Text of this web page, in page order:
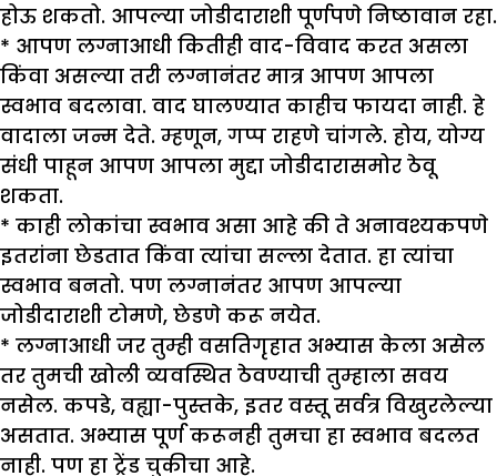
होऊ शकतो. आपल्या जोडीदाराशी पूर्णपणे निष्ठावान रहा.
* आपण लग्नाआधी कितीही वाद-विवाद करत असला
किंवा असल्या तरी लग्नानंतर मात्र आपण आपला
स्वभाव बदलावा. वाद घालण्यात काहीच फायदा नाही. हे
वादाला जन्म देते. म्हणून, गप्प राहणे चांगले. होय, योग्य
संधी पाहून आपण आपला मुद्दा जोडीदारासमोर ठेवू
शकता.
* काही लोकांचा स्वभाव असा आहे की ते अनावश्यकपणे
इतरांना छेडतात किंवा त्यांचा सल्ला देतात. हा त्यांचा
स्वभाव बनतो. पण लग्नानंतर आपण आपल्या
जोडीदाराशी टोमणे, छेडणे करू नयेत.
* लग्नाआधी जर तुम्ही वसतिगृहात अभ्यास केला असेल
तर तुमची खोली व्यवस्थित ठेवण्याची तुम्हाला सवय
नसेल. कपडे, वह्या-पुस्तके, इतर वस्तू सर्वत्र विखुरलेल्या
असतात. अभ्यास पूर्ण करूनही तुमचा हा स्वभाव बदलत
नाही. पण हा ट्रेंड चुकीचा आहे.